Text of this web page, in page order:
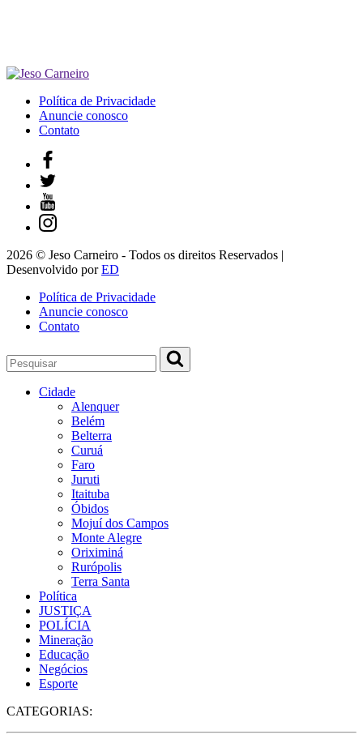
Política de Privacidade
Anuncie conosco
Contato
2026 © Jeso Carneiro - Todos os direitos Reservados |
Desenvolvido porED
Política de Privacidade
Anuncie conosco
Contato
Cidade
Alenquer
Belém
Belterra
Curuá
Faro
Juruti
Itaituba
Óbidos
Mojuí dos Campos
Monte Alegre
Oriximiná
Rurópolis
Terra Santa
Política
JUSTIÇA
POLÍCIA
Mineração
Educação
Negócios
Esporte
CATEGORIAS: